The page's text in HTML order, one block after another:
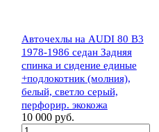
Авточехлы на AUDI 80 В3
1978-1986 седан Задняя
спинка и сидение единые
+подлокотник (молния),
белый, светло серый,
перфорир. экокожа
10 000 руб.